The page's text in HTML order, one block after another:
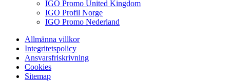
IGO Promo United Kingdom
IGO Profil Norge
IGO Promo Nederland
Allmänna villkor
Integritetspolicy
Ansvarsfriskrivning
Cookies
Sitemap